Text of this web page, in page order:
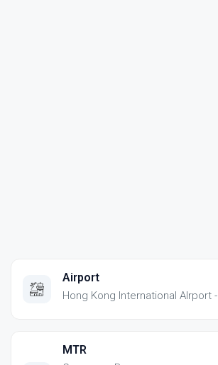
Airport
Hong Kong International AIrport -
MTR